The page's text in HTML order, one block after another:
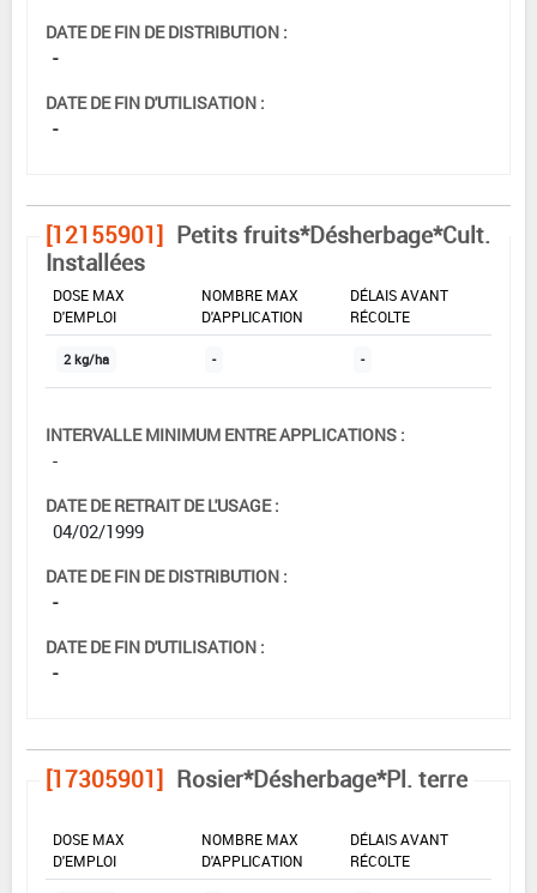
DATE DE FIN DE DISTRIBUTION :
-
DATE DE FIN D'UTILISATION :
-
[12155901] Petits fruits*Désherbage*Cult.
Installées
DOSE MAX
D'EMPLOI
NOMBRE MAX
D'APPLICATION
DÉLAIS AVANT
RÉCOLTE
2 kg/ha - -
INTERVALLE MINIMUM ENTRE APPLICATIONS :
-
DATE DE RETRAIT DE L'USAGE :
04/02/1999
DATE DE FIN DE DISTRIBUTION :
-
DATE DE FIN D'UTILISATION :
-
[17305901] Rosier*Désherbage*Pl. terre
DOSE MAX
D'EMPLOI
NOMBRE MAX
D'APPLICATION
DÉLAIS AVANT
RÉCOLTE